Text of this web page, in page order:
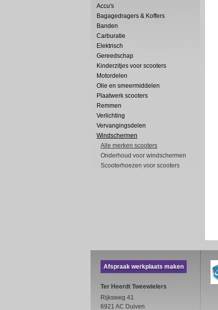
Accu's
Bagagedragers & Koffers
Banden
Carburatie
Elektrisch
Gereedschap
Kinderzitjes voor scooters
Motordelen
Olie en smeermiddelen
Plaatwerk scooters
Remmen
Verlichting
Vervangingsdelen
Windschermen
Alle merken scooters
Onderhoud voor windschermen
Scooterhoezen voor scooters
Afspraak werkplaats maken
Ter Heerdt Tweewielers
Rijksweg 41
6921 AC Duiven